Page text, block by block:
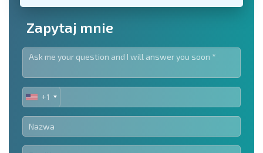
Zapytaj mnie
UNITED
STATES
+1
+1